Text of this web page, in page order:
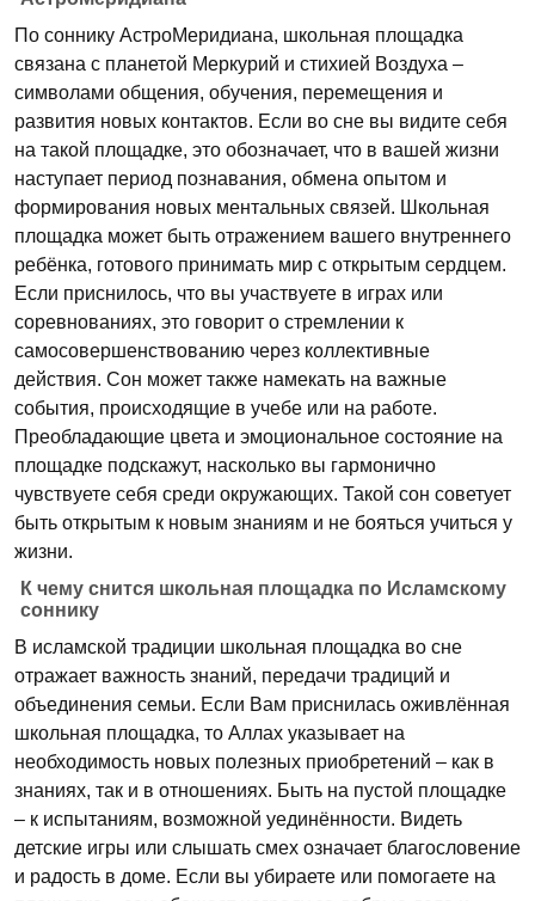
По соннику АстроМеридиана, школьная площадка
связана с планетой Меркурий и стихией Воздуха –
символами общения, обучения, перемещения и
развития новых контактов. Если во сне вы видите себя
на такой площадке, это обозначает, что в вашей жизни
наступает период познавания, обмена опытом и
формирования новых ментальных связей. Школьная
площадка может быть отражением вашего внутреннего
ребёнка, готового принимать мир с открытым сердцем.
Если приснилось, что вы участвуете в играх или
соревнованиях, это говорит о стремлении к
самосовершенствованию через коллективные
действия. Сон может также намекать на важные
события, происходящие в учебе или на работе.
Преобладающие цвета и эмоциональное состояние на
площадке подскажут, насколько вы гармонично
чувствуете себя среди окружающих. Такой сон советует
быть открытым к новым знаниям и не бояться учиться у
жизни.
К чему снится школьная площадка по Исламскому
соннику
В исламской традиции школьная площадка во сне
отражает важность знаний, передачи традиций и
объединения семьи. Если Вам приснилась оживлённая
школьная площадка, то Аллах указывает на
необходимость новых полезных приобретений – как в
знаниях, так и в отношениях. Быть на пустой площадке
– к испытаниям, возможной уединённости. Видеть
детские игры или слышать смех означает благословение
и радость в доме. Если вы убираете или помогаете на